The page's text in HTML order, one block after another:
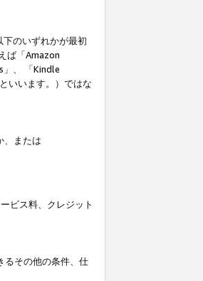
のいずれかが最初
ば「Amazon
」、 「Kindle
といいます。）ではな
、または
ビス料、クレジット
るその他の条件、仕